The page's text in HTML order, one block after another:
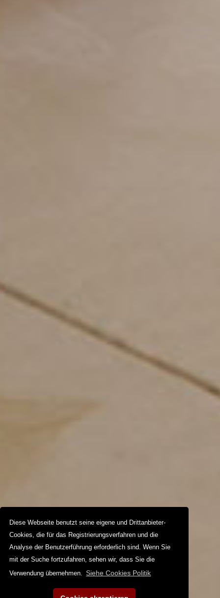
Diese Webseite benutzt seine eigene und Drittanbieter-
Cookies, die für das Registrierungsverfahren und die
Analyse der Benutzerführung erforderlich sind. Wenn Sie
mit der Suche fortzufahren, sehen wir, dass Sie die
Verwendung übernehmen. Siehe Cookies Politik